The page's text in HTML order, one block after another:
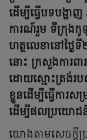
ដើម្បីធ្វើបទបង្ហាញ
ការណ៍រួម ទីក្រុងកូ
ហត្ថលេខានៅថ្ងៃ
នោះ ក្រសួងការពា
ដោយស្មោះត្រង់របស់
ខ្លួនដើម្បីធ្វើកា
ដើម្បីផលប្រយោជ
យោងតាមសេចក្តី